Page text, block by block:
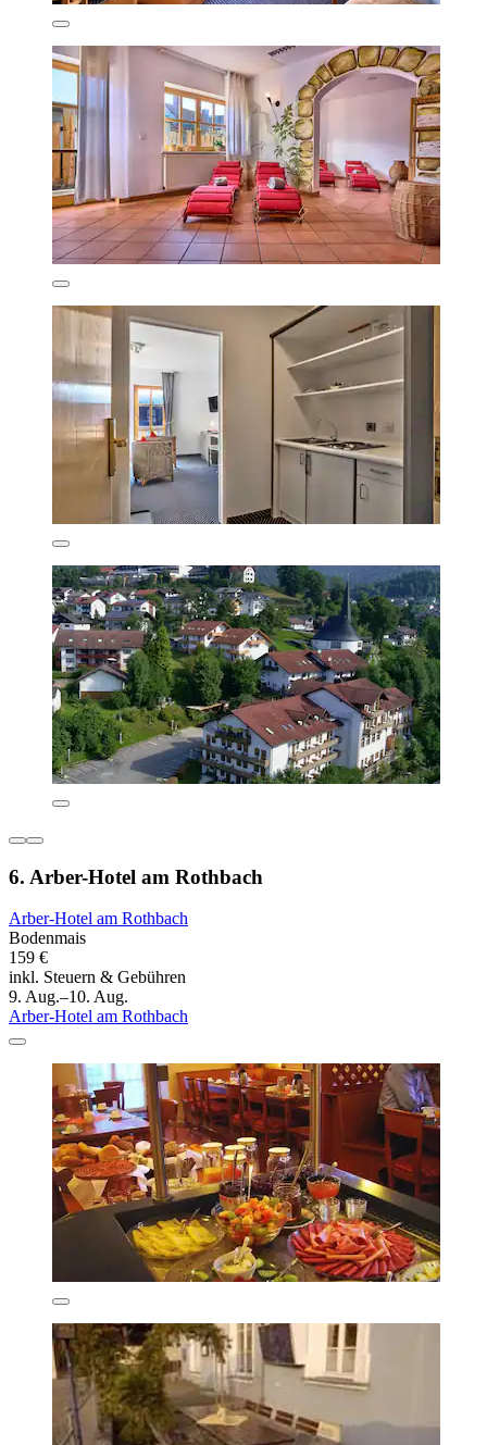
6. Arber-Hotel am Rothbach
Arber-Hotel am Rothbach
Bodenmais
159 €
inkl. Steuern & Gebühren
9. Aug.–10. Aug.
Arber-Hotel am Rothbach